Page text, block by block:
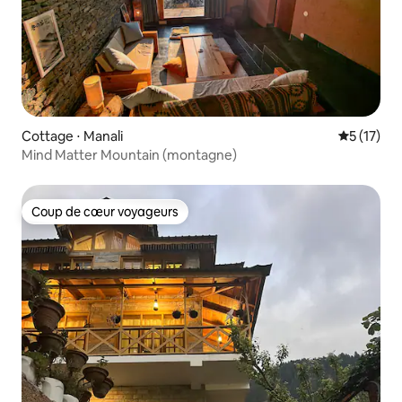
Cottage ⋅ Manali
5 (17)
Mind Matter Mountain (montagne)
Coup de cœur voyageurs
Coup de cœur voyageurs